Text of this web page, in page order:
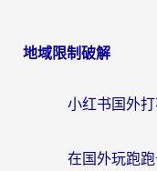
地域限制破解